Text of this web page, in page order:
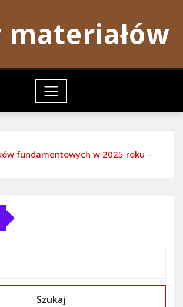
materiałów
fundamentowych w 2025 roku –
Szukaj